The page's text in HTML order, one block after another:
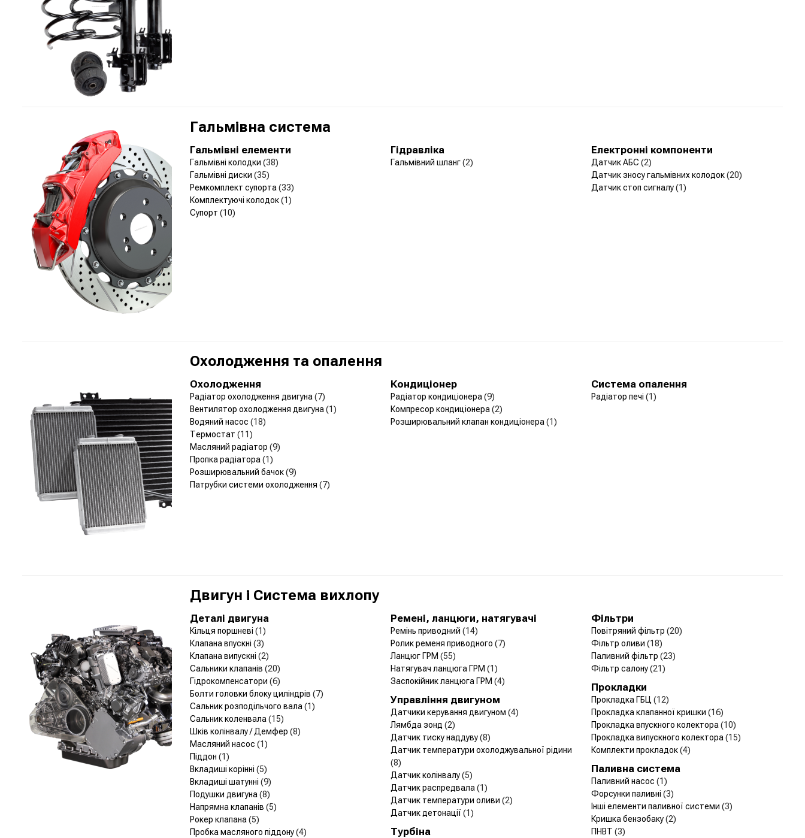
Гальмівна система
Гальмівні елементи
Гальмівні колодки (38)
Гальмівні диски (35)
Ремкомплект супорта (33)
Комплектуючі колодок(1)
Супорт (10)
Гідравліка
Гальмівний шланг(2)
Електронні компоненти
Датчик АБС (2)
Датчик зносу гальмівних колодок(20)
Датчик стоп сигналу(1)
Охолодження та опалення
Охолодження
Радіатор охолодження двигуна (7)
Вентилятор охолодження двигуна (1)
Водяний насос (18)
Термостат (11)
Масляний радіатор (9)
Пропка радіатора (1)
Розширювальний бачок(9)
Патрубки системи охолодження (7)
Кондиціонер
Радіатор кондиціонера (9)
Компресор кондиціонера (2)
Розширювальний клапан кондиціонера (1)
Система опалення
Радіатор печі (1)
Двигун і Система вихлопу
Деталі двигуна
Кільця поршневі (1)
Клапана впускні (3)
Клапана випускні (2)
Сальники клапанів (20)
Гідрокомпенсатори (6)
Болти головки блоку циліндрів (7)
Сальник розподільчого вала (1)
Сальник коленвала (15)
Шків колінвалу / Демфер (8)
Масляний насос (1)
Піддон (1)
Вкладиші корінні (5)
Вкладиші шатунні (9)
Подушки двигуна (8)
Напрямна клапанів (5)
Рокер клапана (5)
Пробка масляного піддону(4)
Ремені, ланцюги, натягувачі
Ремінь приводний (14)
Ролик ременя приводного (7)
Ланцюг ГРМ (55)
Натягувач ланцюга ГРМ (1)
Заспокійник ланцюга ГРМ (4)
Фільтри
Повітряний фільтр (20)
Фільтр оливи (18)
Паливний фільтр (23)
Фільтр салону(21)
Прокладки
Прокладка ГБЦ (12)
Прокладка клапанної кришки (16)
Прокладка впускного колектора (10)
Прокладка випускного колектора (15)
Комплекти прокладок(4)
Управління двигуном
Датчики керування двигуном (4)
Лямбда зонд (2)
Датчик тиску наддуву(8)
Датчик температури охолоджувальної рідини
(8)
Датчик колінвалу(5)
Датчик распредвала (1)
Датчик температури оливи (2)
Датчик детонації (1)
Паливна система
Паливний насос (1)
Форсунки паливні (3)
Інші елементи паливної системи (3)
Кришка бензобаку(2)
ПНВТ (3)
Турбіна